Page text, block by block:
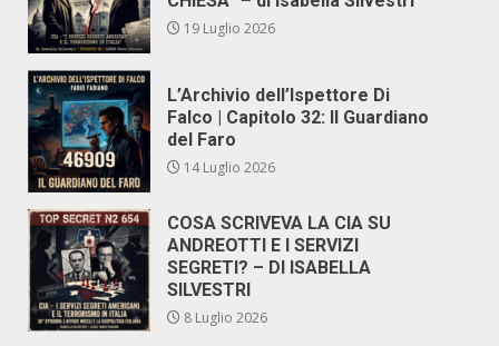
19 Luglio 2026
L’Archivio dell’Ispettore Di
Falco | Capitolo 32: Il Guardiano
del Faro
14 Luglio 2026
COSA SCRIVEVA LA CIA SU
ANDREOTTI E I SERVIZI
SEGRETI? – DI ISABELLA
SILVESTRI
8 Luglio 2026